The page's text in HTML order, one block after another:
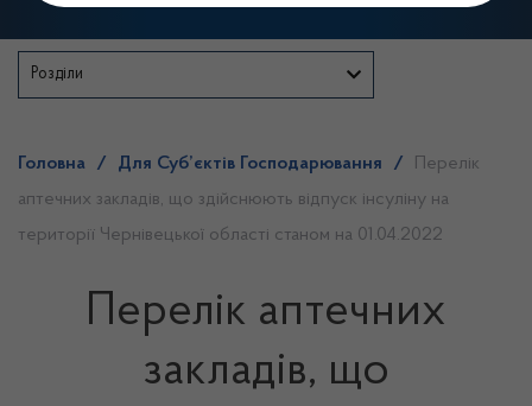
Розділи
Головна / Для Суб’єктів Господарювання /
Перелік
аптечних закладів, що здійснюють відпуск інсуліну на
території Чернівецької області станом на 01.04.2022
Перелік аптечних
закладів, що